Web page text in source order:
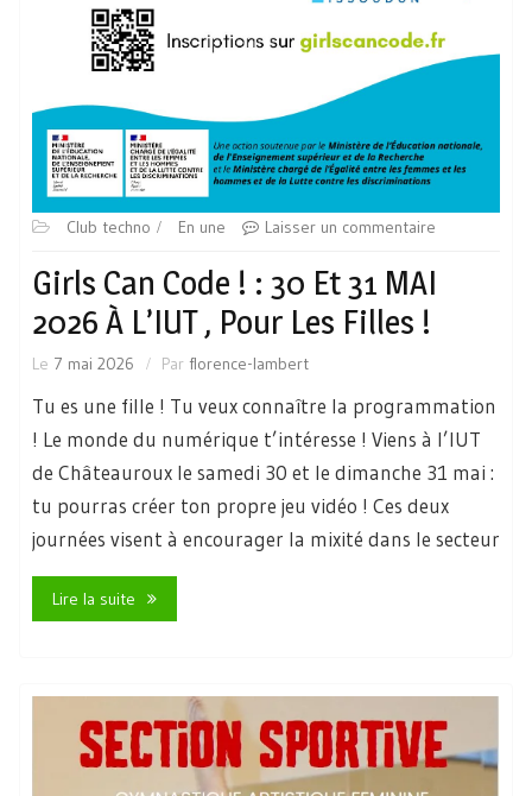
Club techno En une Laisser un commentaire
Girls Can Code ! : 30 Et 31 MAI
2026 À L’IUT , Pour Les Filles !
Le 7 mai 2026 Par florence-lambert
Tu es une fille ! Tu veux connaître la programmation
! Le monde du numérique t’intéresse ! Viens à l’IUT
de Châteauroux le samedi 30 et le dimanche 31 mai :
tu pourras créer ton propre jeu vidéo ! Ces deux
journées visent à encourager la mixité dans le secteur
Lire la suite